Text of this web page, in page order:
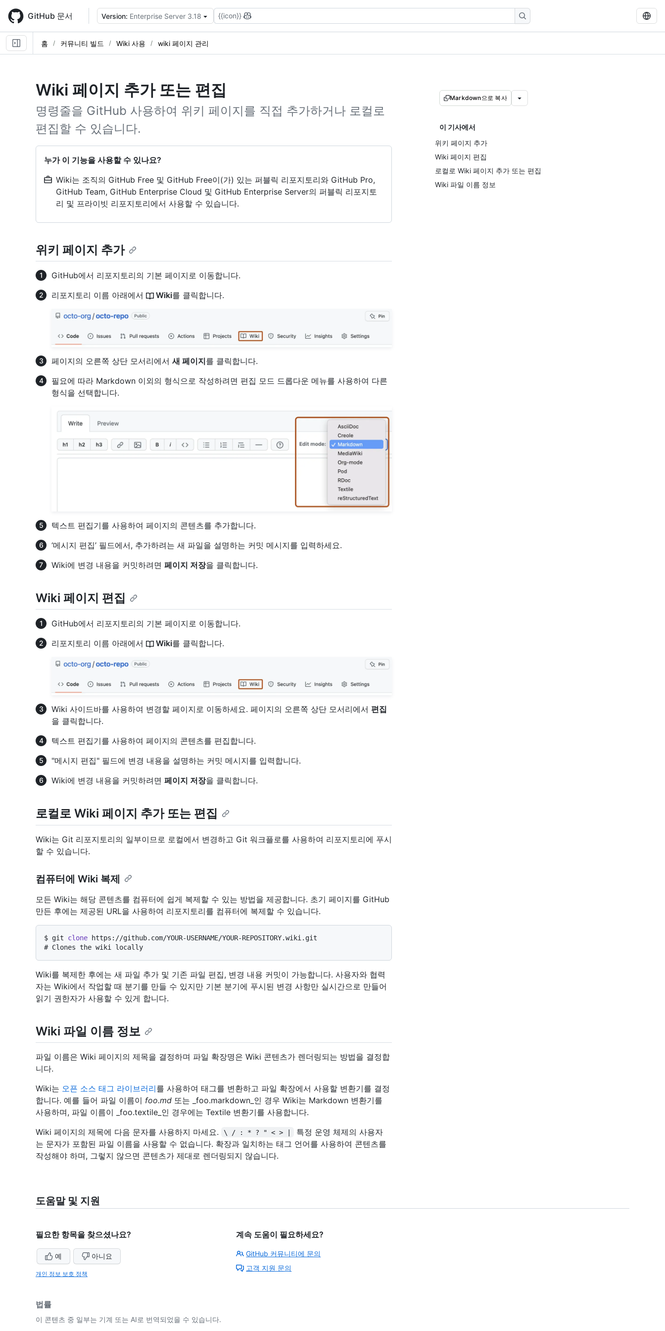
main
content
GitHub 문서 Version: Enterprise Server 3.18 {{icon}}
홈 커뮤니티 빌드 Wiki 사용 wiki 페이지 관리
Wiki 페이지 추가 또는 편집
명령줄을 GitHub 사용하여 위키 페이지를 직접 추가하거나 로컬로
편집할 수 있습니다.
누가 이 기능을 사용할 수 있나요?
Wiki는 조직의 GitHub Free 및 GitHub Free이(가) 있는 퍼블릭 리포지토리와 GitHub Pro,
GitHub Team, GitHub Enterprise Cloud 및 GitHub Enterprise Server의 퍼블릭 리포지토
리 및 프라이빗 리포지토리에서 사용할 수 있습니다.
Markdown으로 복사
이 기사에서
위키 페이지 추가
Wiki 페이지 편집
로컬로 Wiki 페이지 추가 또는 편집
Wiki 파일 이름 정보
위키 페이지 추가
GitHub에서 리포지토리의 기본 페이지로 이동합니다.
리포지토리 이름 아래에서
Wiki를 클릭합니다.
페이지의 오른쪽 상단 모서리에서 새 페이지를 클릭합니다.
필요에 따라 Markdown 이외의 형식으로 작성하려면 편집 모드 드롭다운 메뉴를 사용하여 다른
형식을 선택합니다.
텍스트 편집기를 사용하여 페이지의 콘텐츠를 추가합니다.
‘메시지 편집’ 필드에서, 추가하려는 새 파일을 설명하는 커밋 메시지를 입력하세요.
Wiki에 변경 내용을 커밋하려면 페이지 저장을 클릭합니다.
Wiki 페이지 편집
GitHub에서 리포지토리의 기본 페이지로 이동합니다.
리포지토리 이름 아래에서
Wiki를 클릭합니다.
Wiki 사이드바를 사용하여 변경할 페이지로 이동하세요. 페이지의 오른쪽 상단 모서리에서 편집
을 클릭합니다.
텍스트 편집기를 사용하여 페이지의 콘텐츠를 편집합니다.
"메시지 편집" 필드에 변경 내용을 설명하는 커밋 메시지를 입력합니다.
Wiki에 변경 내용을 커밋하려면 페이지 저장을 클릭합니다.
로컬로 Wiki 페이지 추가 또는 편집
Wiki는 Git 리포지토리의 일부이므로 로컬에서 변경하고 Git 워크플로를 사용하여 리포지토리에 푸시
할 수 있습니다.
컴퓨터에 Wiki 복제
모든 Wiki는 해당 콘텐츠를 컴퓨터에 쉽게 복제할 수 있는 방법을 제공합니다. 초기 페이지를 GitHub
만든 후에는 제공된 URL을 사용하여 리포지토리를 컴퓨터에 복제할 수 있습니다.
$ git clone https://github.com/YOUR-USERNAME/YOUR-REPOSITORY.wiki.git
# Clones the wiki locally
Wiki를 복제한 후에는 새 파일 추가 및 기존 파일 편집, 변경 내용 커밋이 가능합니다. 사용자와 협력
자는 Wiki에서 작업할 때 분기를 만들 수 있지만 기본 분기에 푸시된 변경 사항만 실시간으로 만들어
읽기 권한자가 사용할 수 있게 합니다.
Wiki 파일 이름 정보
파일 이름은 Wiki 페이지의 제목을 결정하며 파일 확장명은 Wiki 콘텐츠가 렌더링되는 방법을 결정합
니다.
Wiki는 오픈 소스 태그 라이브러리를 사용하여 태그를 변환하고 파일 확장에서 사용할 변환기를 결정
합니다. 예를 들어 파일 이름이 foo.md 또는 _foo.markdown_인 경우 Wiki는 Markdown 변환기를
사용하며, 파일 이름이 _foo.textile_인 경우에는 Textile 변환기를 사용합니다.
Wiki 페이지의 제목에 다음 문자를 사용하지 마세요.
\ / : * ? " < > |
특정 운영 체제의 사용자
는 문자가 포함된 파일 이름을 사용할 수 없습니다. 확장과 일치하는 태그 언어를 사용하여 콘텐츠를
작성해야 하며, 그렇지 않으면 콘텐츠가 제대로 렌더링되지 않습니다.
도움말 및 지원
필요한 항목을 찾으셨나요?
예 아니요
개인 정보 보호 정책
계속 도움이 필요하세요?
GitHub 커뮤니티에 문의
고객 지원 문의
법률
이 콘텐츠 중 일부는 기계 또는 AI로 번역되었을 수 있습니다.